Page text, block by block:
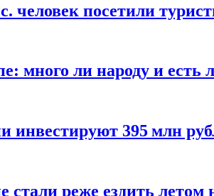
человек посетили
много ли народу и есть
инвестируют 395 млн
стали реже ездить